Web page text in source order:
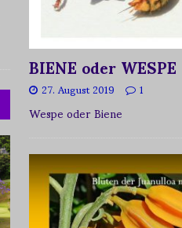
BIENE oder WESPE
27. August 2019 1
Wespe oder Biene